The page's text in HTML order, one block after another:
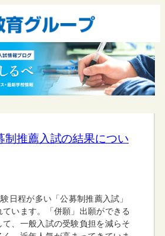
推薦入試の結果につい
日程が多い「公募制推薦入試」
います。「併願」出願ができる
、一般入試の受験負担を減らそ